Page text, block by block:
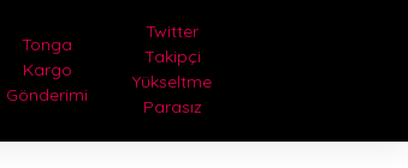
Tonga
Kargo
Gönderimi
Twitter
Takipçi
Yükseltme
Parasız